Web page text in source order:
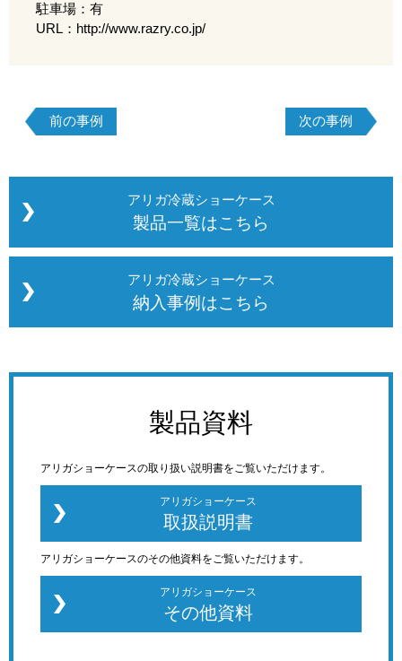
駐車場：有
URL： http://www.razry.co.jp/
前の事例 次の事例
アリガ冷蔵ショーケース
製品一覧はこちら
アリガ冷蔵ショーケース
納入事例はこちら
製品資料
アリガショーケースの取り扱い説明書をご覧いただけます。
アリガショーケース
取扱説明書
アリガショーケースのその他資料をご覧いただけます。
アリガショーケース
その他資料